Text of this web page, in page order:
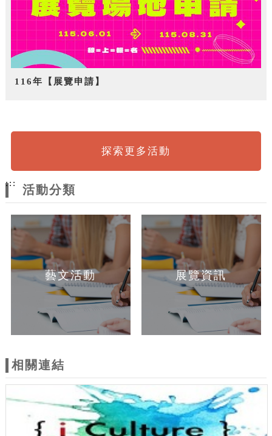
116年【展覽申請】
探索更多活動
:::
活動分類
藝文活動 展覽資訊
相關連結